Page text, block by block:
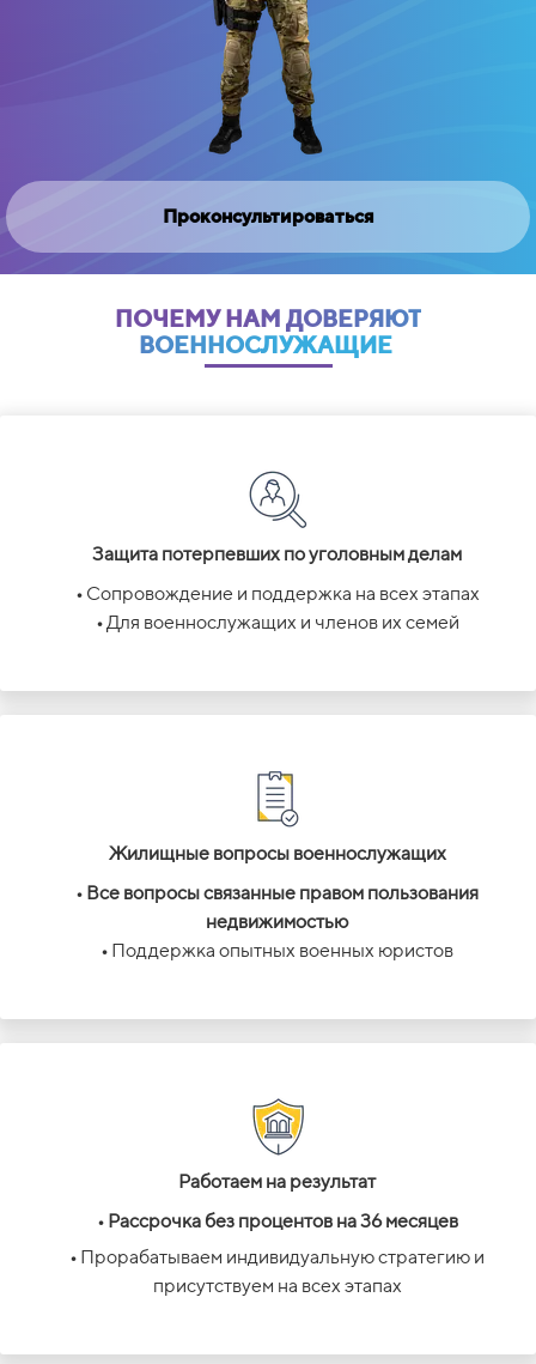
Проконсультироваться
ПОЧЕМУ НАМ ДОВЕРЯЮТ
ВОЕННОСЛУЖАЩИЕ
Защита потерпевших по уголовным делам
• Сопровождение и поддержка на всех этапах
•Для военнослужащих и членов их семей
Жилищные вопросы военнослужащих
• Все вопросы связанные правом пользования
недвижимостью
• Поддержка опытных военных юристов
Работаем на результат
• Рассрочка без процентов на 36 месяцев
• Прорабатываем индивидуальную стратегию и
присутствуем на всех этапах